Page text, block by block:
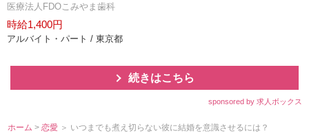
医療法人FDOこみやま歯科
時給1,400円
アルバイト・パート / 東京都
続きはこちら
sponsored by 求人ボックス
ホーム >恋愛 ＞ いつまでも煮え切らない彼に結婚を意識させるには？